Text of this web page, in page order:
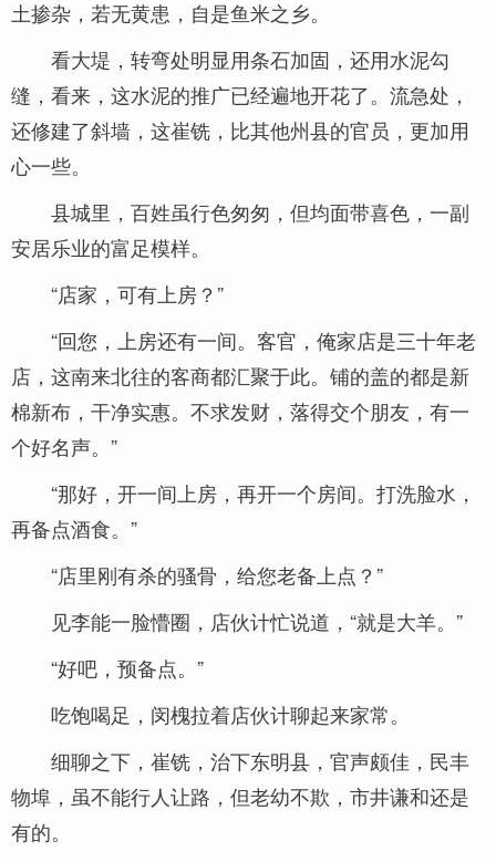
土掺杂，若无黄患，自是鱼米之乡。
看大堤，转弯处明显用条石加固，还用水泥勾
缝，看来，这水泥的推广已经遍地开花了。流急处，
还修建了斜墙，这崔铣，比其他州县的官员，更加用
心一些。
县城里，百姓虽行色匆匆，但均面带喜色，一副
安居乐业的富足模样。
“店家，可有上房？”
“回您，上房还有一间。客官，俺家店是三十年老
店，这南来北往的客商都汇聚于此。铺的盖的都是新
棉新布，干净实惠。不求发财，落得交个朋友，有一
个好名声。”
“那好，开一间上房，再开一个房间。打洗脸水，
再备点酒食。”
“店里刚有杀的骚骨，给您老备上点？”
见李能一脸懵圈，店伙计忙说道，“就是大羊。”
“好吧，预备点。”
吃饱喝足，闵槐拉着店伙计聊起来家常。
细聊之下，崔铣，治下东明县，官声颇佳，民丰
物埠，虽不能行人让路，但老幼不欺，市井谦和还是
有的。